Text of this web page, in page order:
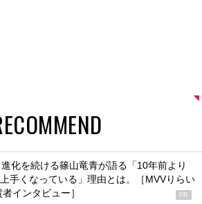
化を続ける篠山竜青が語る「10年前より
手くなっている」理由とは。［MVVりらい
インタビュー］
PR